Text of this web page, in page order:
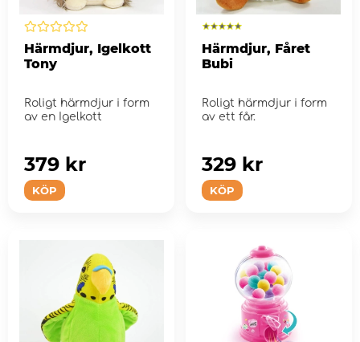
Härmdjur, Igelkott
Tony
Roligt härmdjur i form
av en Igelkott
KÖP
379 kr
Härmdjur, Fåret
Bubi
Roligt härmdjur i form
av ett får.
KÖP
329 kr